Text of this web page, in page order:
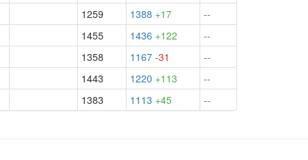
1259 1388 +17
--
1455 1436 +122
--
1358 1167 -31
--
1443 1220 +113
--
1383 1113 +45 --